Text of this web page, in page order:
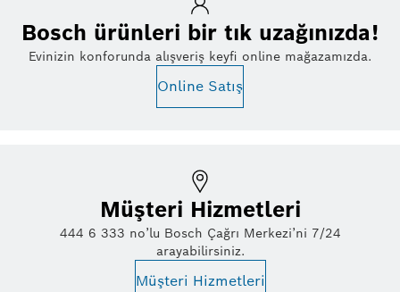
Bosch ürünleri bir tık uzağınızda!
Evinizin konforunda alışveriş keyfi online mağazamızda.
Online Satış
Müşteri Hizmetleri
444 6 333 no’lu Bosch Çağrı Merkezi’ni 7/24
arayabilirsiniz.
Müşteri Hizmetleri